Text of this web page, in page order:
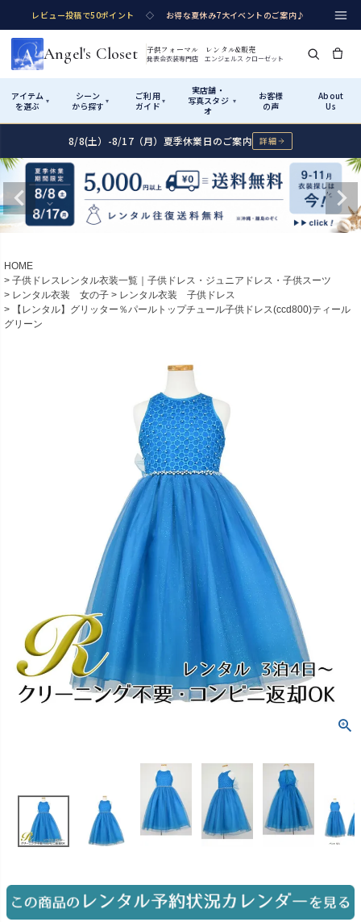
レビュー投稿で50ポイント ◇ お得な夏休み7大イベントのご案内♪
Angel's Closet 子供フォーマル レンタル&販売
発表会衣装専門店 エンジェルス クローゼット
アイテム
を選ぶ
▾
シーン
から探す ▾
ご利用
ガイド ▾
実店舗・
写真スタジ
オ
▾
お客様
の声
About
Us
Shop by Category アイテムから探す
カテゴリ詳細→ サイズで選ぶ →
Rentalレンタル
パニエ
レディース
コスチューム アウター
インナー・パニエ アクセサリー
ジュエリー 音楽雑貨
Shop by Occasion シーンから探す
性別・サイズで絞り込む→
発表会・コンクール
Wedding
結婚式
フラワーガール・リングボーイ・ゲ
スト
Graduation & Entrance
卒業式・入学式
きちんと感のあるフォーマル
Shichi-Go-San
七五三
3歳・5歳・7歳の晴れの日
How It Works ご利用ガイド
Startはじめに
01
02 サイズの選び方
測り方と目安
あんしんパック
汚れ・キズ・破損の補償
Buy & Support ご購入・サポート
07 販売・共通のご案内
品質・返品・お手入れ
08 送料・お支払い
送料・決済方法
Visit Us 実店舗・写真スタジオ
実店舗 つくば店
茨城県土浦市大町14-16-1F
10:00–18:00（完全予約制）
店舗を予約する →
Photography
Angel's Photo Studio
8/8(土）-8/17（月）夏季休業日のご案内 詳細
HOME
子供ドレスレンタル衣装一覧｜子供ドレス・ジュニアドレス・子供スーツ
レンタル衣装 女の子
レンタル衣装 子供ドレス
【レンタル】グリッター％パールトップチュール子供ドレス(ccd800)ティール
グリーン